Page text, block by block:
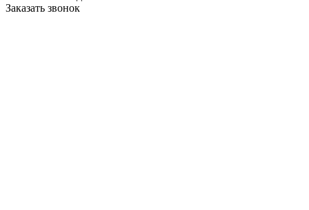
Заказать звонок